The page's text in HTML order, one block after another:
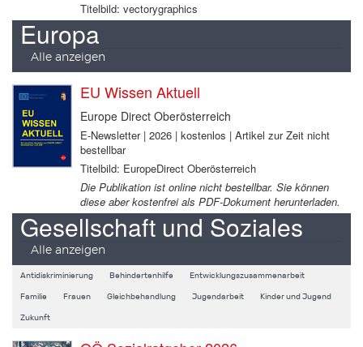
Titelbild: vectorygraphics
Europa
Alle anzeigen
EU Wissen Aktuell
Europe Direct Oberösterreich
E-Newsletter | 2026 | kostenlos | Artikel zur Zeit nicht
bestellbar
Titelbild: EuropeDirect Oberösterreich
Die Publikation ist online nicht bestellbar. Sie können
diese aber kostenfrei als PDF-Dokument herunterladen.
Gesellschaft und Soziales
Alle anzeigen
Antidiskriminierung Behindertenhilfe Entwicklungszusammenarbeit
Familie Frauen Gleichbehandlung Jugendarbeit Kinder und Jugend
Zukunft